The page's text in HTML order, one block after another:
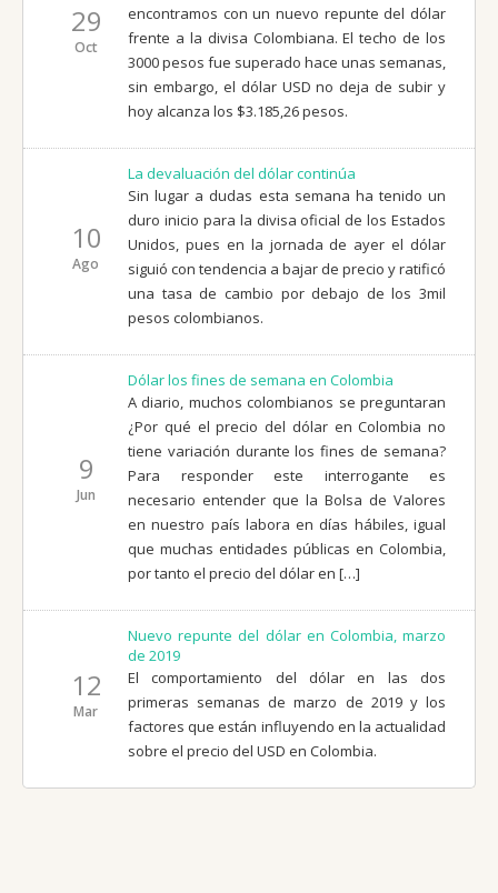
29
Oct
encontramos con un nuevo repunte del dólar
frente a la divisa Colombiana. El techo de los
3000 pesos fue superado hace unas semanas,
sin embargo, el dólar USD no deja de subir y
hoy alcanza los $3.185,26 pesos.
10
Ago
La devaluación del dólar continúa
Sin lugar a dudas esta semana ha tenido un
duro inicio para la divisa oficial de los Estados
Unidos, pues en la jornada de ayer el dólar
siguió con tendencia a bajar de precio y ratificó
una tasa de cambio por debajo de los 3mil
pesos colombianos.
9
Jun
Dólar los fines de semana en Colombia
A diario, muchos colombianos se preguntaran
¿Por qué el precio del dólar en Colombia no
tiene variación durante los fines de semana?
Para responder este interrogante es
necesario entender que la Bolsa de Valores
en nuestro país labora en días hábiles, igual
que muchas entidades públicas en Colombia,
por tanto el precio del dólar en […]
12
Mar
Nuevo repunte del dólar en Colombia, marzo
de 2019
El comportamiento del dólar en las dos
primeras semanas de marzo de 2019 y los
factores que están influyendo en la actualidad
sobre el precio del USD en Colombia.